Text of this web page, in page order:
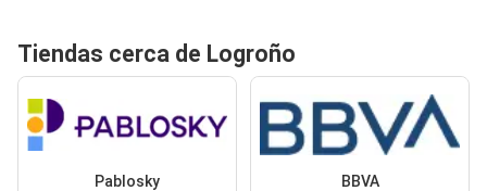
Tiendas cerca de Logroño
Pablosky BBVA